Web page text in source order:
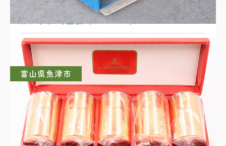
カンリウ 砕土機（ RC100A）
富山県魚津市